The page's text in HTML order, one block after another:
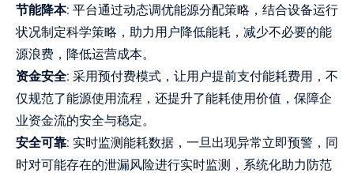
节能降本: 平台通过动态调优能源分配策略，结合设备运行
状况制定科学策略，助力用户降低能耗，减少不必要的能
源浪费，降低运营成本。
资金安全: 采用预付费模式，让用户提前支付能耗费用，不
仅规范了能源使用流程，还提升了能耗使用价值，保障企
业资金流的安全与稳定。
安全可靠: 实时监测能耗数据，一旦出现异常立即预警，同
时对可能存在的泄漏风险进行实时监测，系统化助力防范